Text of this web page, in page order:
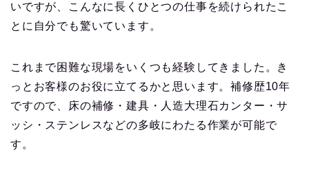
いですが、こんなに長くひとつの仕事を続けられたこ
とに自分でも驚いています。
これまで困難な現場をいくつも経験してきました。き
っとお客様のお役に立てるかと思います。補修歴10年
ですので、床の補修・建具・人造大理石カンター・サ
ッシ・ステンレスなどの多岐にわたる作業が可能で
す。